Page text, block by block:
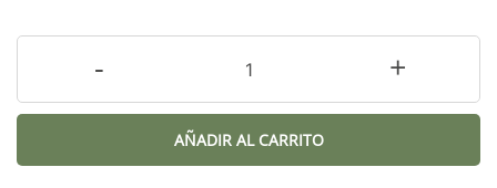
- +
AÑADIR AL CARRITO